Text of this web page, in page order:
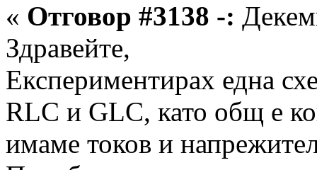
« Отговор #3138 -:
Здравейте,
Експериментирах една
RLC и GLC, като общ е
имаме токов и